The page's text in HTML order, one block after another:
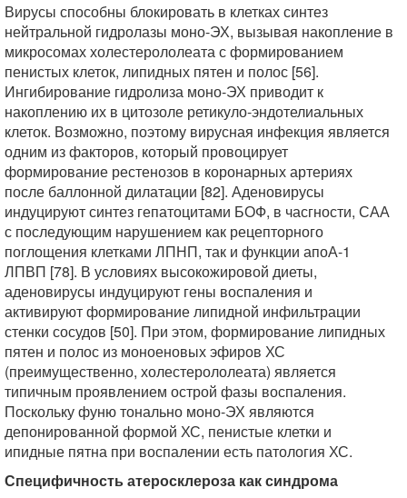
Вирусы способны блокировать в клетках синтез
нейтральной гидролазы моно-ЭХ, вызывая накопление в
микросомах холестерололеата с формированием
пенистых клеток, липидных пятен и полос [56].
Ингибирование гидролиза моно-ЭХ приводит к
накоплению их в цитозоле ретикуло-эндотелиальных
клеток. Возможно, поэтому вирусная инфекция является
одним из факторов, который провоцирует
формирование рестенозов в коронарных артериях
после баллонной дилатации [82]. Аденовирусы
индуцируют синтез гепатоцитами БОФ, в часгности, САА
с последующим нарушением как рецепторного
поглощения клетками ЛПНП, так и функции апоА-1
ЛПВП [78]. В условиях высокожировой диеты,
аденовирусы индуцируют гены воспаления и
активируют формирование липидной инфильтрации
стенки сосудов [50]. При этом, формирование липидных
пятен и полос из моноеновых эфиров ХС
(преимущественно, холестерололеата) является
типичным проявлением острой фазы воспаления.
Поскольку фуню тонально моно-ЭХ являются
депонированной формой ХС, пенистые клетки и
ипидные пятна при воспалении есть патология ХС.
Специфичность атеросклероза как синдрома